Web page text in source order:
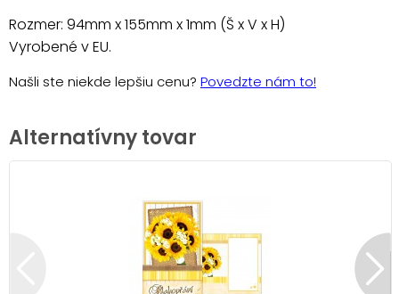
Rozmer: 94mm x 155mm x 1mm (Š x V x H)
Vyrobené v EU.
Našli ste niekde lepšiu cenu? Povedzte nám to!
Alternatívny tovar